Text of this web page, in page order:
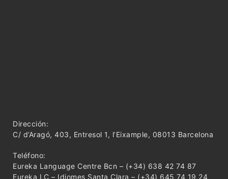
Dirección:
C/ d’Aragó, 403, Entresol 1, l’Eixample, 08013 Barcelona
Teléfono:
Eureka Language Centre Bcn – (+34) 638 42 74 87
Eureka LC – Idiomes Santa Clara – (+34) 645 74 19 24